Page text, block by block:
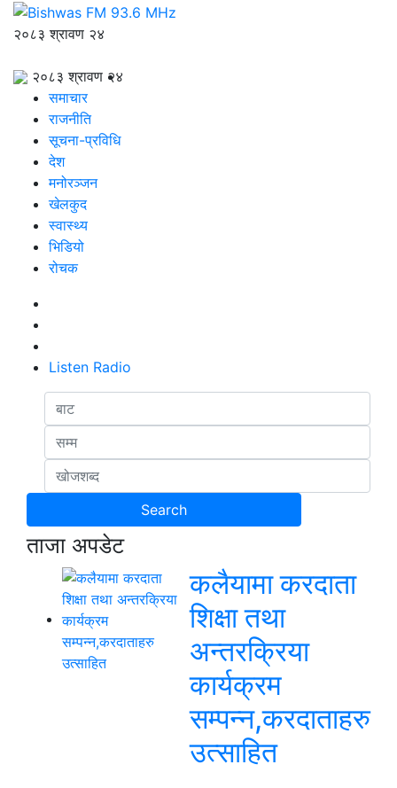
२०८३ श्रावण २४
२०८३ श्रावण २४
समाचार
राजनीति
सूचना-प्रविधि
देश
मनोरञ्जन
खेलकुद
स्वास्थ्य
भिडियो
रोचक
Listen Radio
ताजा अपडेट
कलैयामा करदाता
शिक्षा तथा
अन्तरक्रिया
कार्यक्रम
सम्पन्न,करदाताहरु
उत्साहित